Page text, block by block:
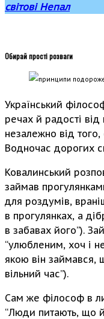
світові Непал
Обирай прості розваги
Український
речах й радості від
незалежно від
Водночас дорогих
Ковалинський
займав
для роздумів,
в прогулянках, а
в забавах його”).
“улюбленим, хоч і
якою він займався,
вільний час”).
Сам же філософ в
“Люди питають, що